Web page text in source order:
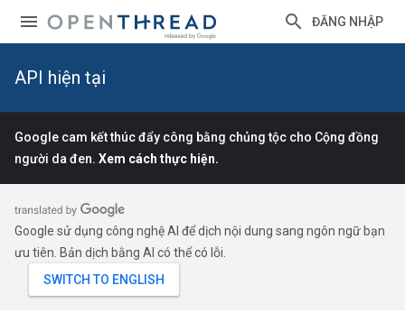
ĐĂNG NHẬP
API hiện tại
Google cam kết thúc đẩy công bằng chủng tộc cho Cộng đồng
người da đen. Xem cách thực hiện.
Google sử dụng công nghệ AI để dịch nội dung sang ngôn ngữ bạn
ưu tiên. Bản dịch bằng AI có thể có lỗi.